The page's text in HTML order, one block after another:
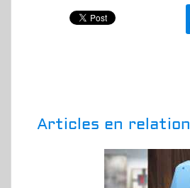
Articles en relation